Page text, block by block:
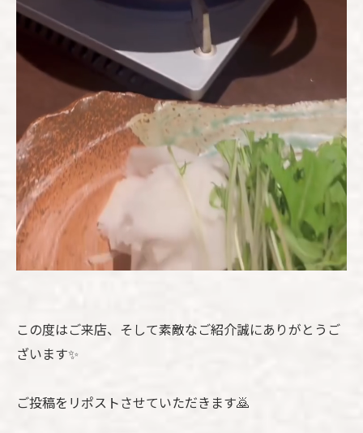
この度はご来店、そして素敵なご紹介誠にありがとうご
ざいます✨️
ご投稿をリポストさせていただきます🙇